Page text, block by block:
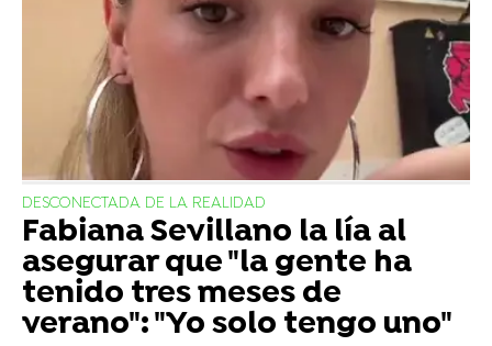
DESCONECTADA DE LA REALIDAD
Fabiana Sevillano la lía al
asegurar que "la gente ha
tenido tres meses de
verano": "Yo solo tengo uno"